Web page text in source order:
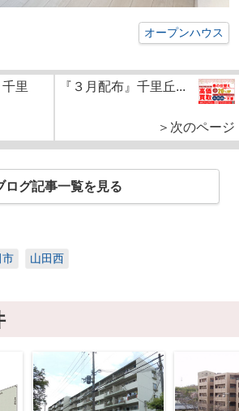
オープンハウス
千里
『３月配布』千里丘...
＞次のページ
ログ記事一覧を見る
市 山田西